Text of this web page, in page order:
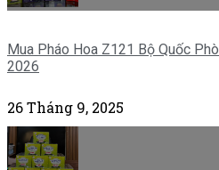
Mua Pháo Hoa Z121 Bộ Quốc
2026
26 Tháng 9, 2025